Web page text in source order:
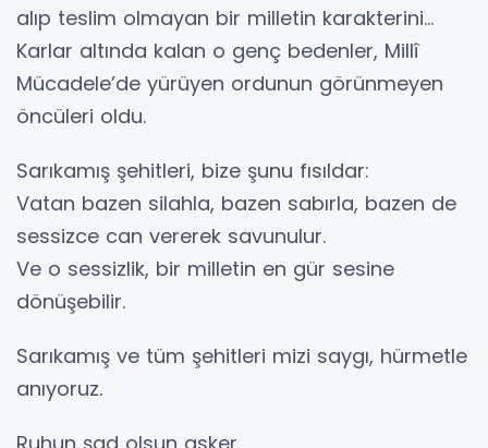
alıp teslim olmayan bir milletin karakterini…
Karlar altında kalan o genç bedenler, Millî
Mücadele’de yürüyen ordunun görünmeyen
öncüleri oldu.
Sarıkamış şehitleri, bize şunu fısıldar:
Vatan bazen silahla, bazen sabırla, bazen de
sessizce can vererek savunulur.
Ve o sessizlik, bir milletin en gür sesine
dönüşebilir.
Sarıkamış ve tüm şehitleri mizi saygı, hürmetle
anıyoruz.